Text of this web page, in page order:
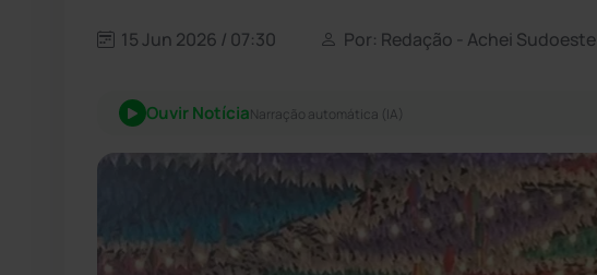
15 Jun 2026 / 07:30 Por: Redação - Achei Sudoeste
Ouvir NotíciaNarração automática (IA)